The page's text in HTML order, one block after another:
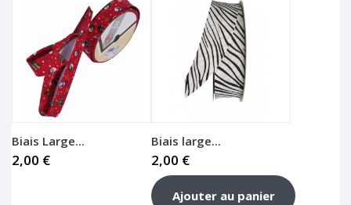
Biais Large...
2,00 €
Biais large...
2,00 €
Ajouter au panier